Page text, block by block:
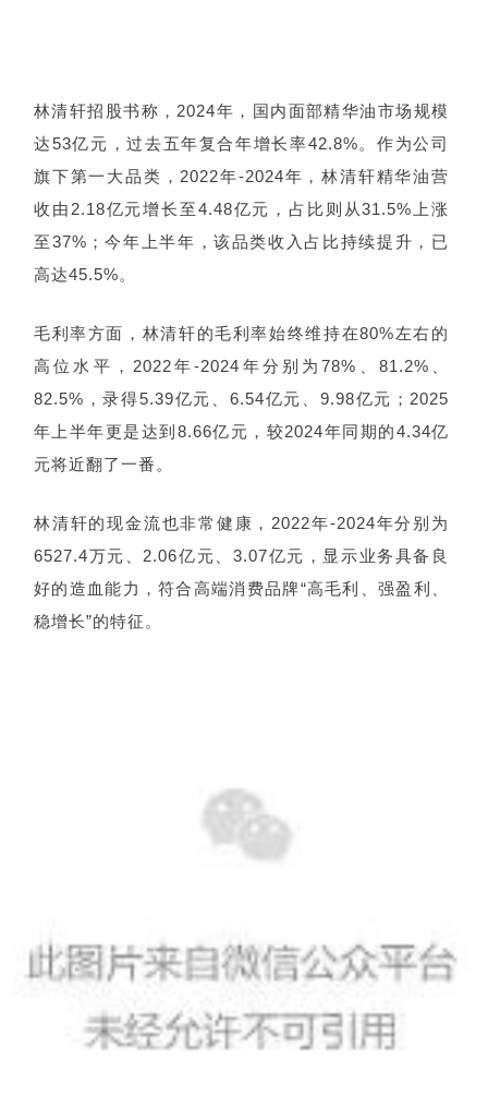
林清轩招股书称 ，2024年，国内面部精华油市场规模
达53亿元，过去五年复合年增长率42.8%。作为公司
旗下第一大品类，2022年-2024年，林清轩精华油营
收由2.18亿元增长至4.48亿元，占比则从31.5%上涨
至37%；今年上半年，该品类收入占比持续提升，已
高达45.5%。
毛利率方面，林清轩的毛利率始终维持在80%左右的
高位水平，2022年-2024年分别为78%、81.2%、
82.5%，录得5.39亿元、6.54亿元、9.98亿元；2025
年上半年更是达到8.66亿元，较2024年同期的4.34亿
元将近翻了一番。
林清轩的现金流也非常健康，2022年-2024年分别为
6527.4万元、2.06亿元、3.07亿元，显示业务具备良
好的造血能力，符合高端消费品牌“高毛利、强盈利、
稳增长”的特征。